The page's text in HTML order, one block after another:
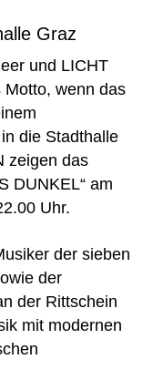
Graz
und LICHT
Motto, wenn das
die Stadthalle
zeigen das
DUNKEL“ am
Uhr.
der sieben
der
der Rittschein
mit modernen